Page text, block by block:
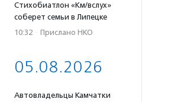
Стихобиатлон «Км/вслух»
соберет семьи в Липецке
10:32 · Прислано НКО
05.08.2026
Автовладельцы Камчатки